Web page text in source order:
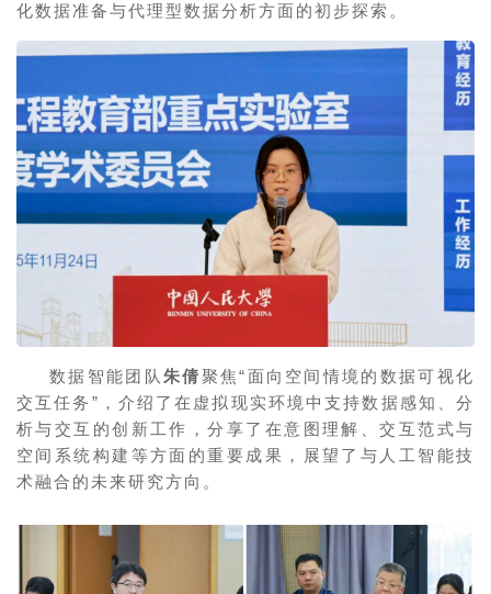
化数据准备与代理型数据分析方面的初步探索。
数据智能团队 朱倩聚焦“面向空间情境的数据可视化
交互任务”，介绍了在虚拟现实环境中支持数据感知、分
析与交互的创新工作，分享了在意图理解、交互范式与
空间系统构建等方面的重要成果，展望了与人工智能技
术融合的未来研究方向。